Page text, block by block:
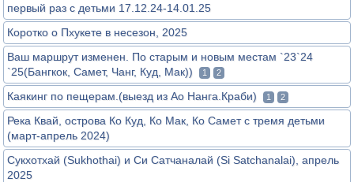
первый раз с детьми 17.12.24-14.01.25
Коротко о Пхукете в несезон, 2025
Ваш маршрут изменен. По старым и новым местам `23`24
`25(Бангкок, Самет, Чанг, Куд, Мак))
1 2
Каякинг по пещерам.(выезд из Ао Нанга.Краби) 1 2
Река Квай, острова Ко Куд, Ко Мак, Ко Самет с тремя детьми
(март-апрель 2024)
Сукхотхай (Sukhothai) и Си Сатчаналай (Si Satchanalai), апрель
2025